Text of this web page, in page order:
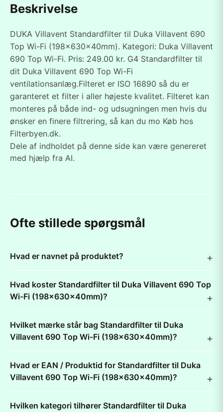
Beskrivelse
DUKA Villavent Standardfilter til Duka Villavent 690
Top Wi-Fi (198x630x40mm). Kategori: Duka Villavent
690 Top Wi-Fi. Pris: 249.00 kr. G4 Standardfilter til
dit Duka Villavent 690 Top Wi-Fi
ventilationsanlæg.Filteret er ISO 16890 så du er
garanteret et filter i aller højeste kvalitet. Filteret kan
monteres på både ind- og udsugningen men hvis du
ønsker en finere filtrering, så kan du mo Køb hos
Filterbyen.dk.
Dele af indholdet på denne side kan være genereret
med hjælp fra AI.
Ofte stillede spørgsmål
Hvad er navnet på produktet?
Hvad koster Standardfilter til Duka Villavent 690 Top
Wi-Fi (198x630x40mm)?
Hvilket mærke står bag Standardfilter til Duka
Villavent 690 Top Wi-Fi (198x630x40mm)?
Hvad er EAN / Produktid for Standardfilter til Duka
Villavent 690 Top Wi-Fi (198x630x40mm)?
Hvilken kategori tilhører Standardfilter til Duka